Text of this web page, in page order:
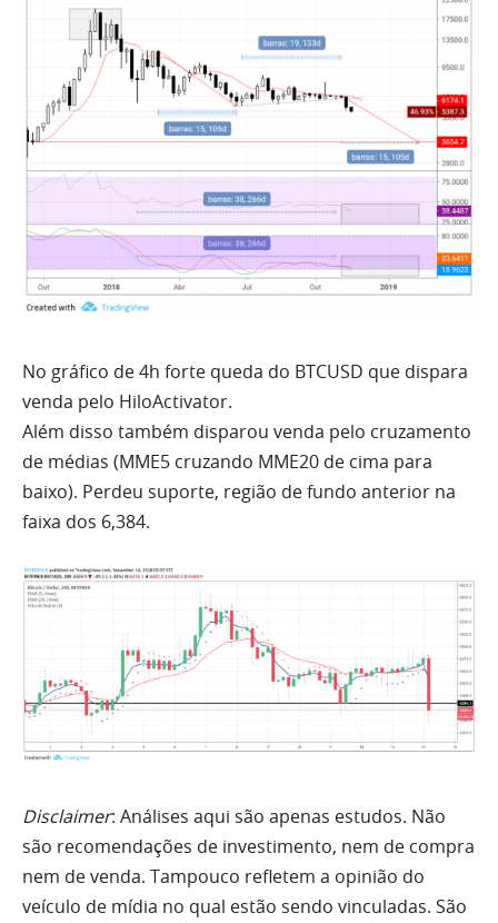
No gráfico de 4h forte queda do BTCUSD que dispara
venda pelo HiloActivator.
Além disso também disparou venda pelo cruzamento
de médias (MME5 cruzando MME20 de cima para
baixo). Perdeu suporte, região de fundo anterior na
faixa dos 6,384.
Disclaimer: Análises aqui são apenas estudos. Não
são recomendações de investimento, nem de compra
nem de venda. Tampouco refletem a opinião do
veículo de mídia no qual estão sendo vinculadas. São